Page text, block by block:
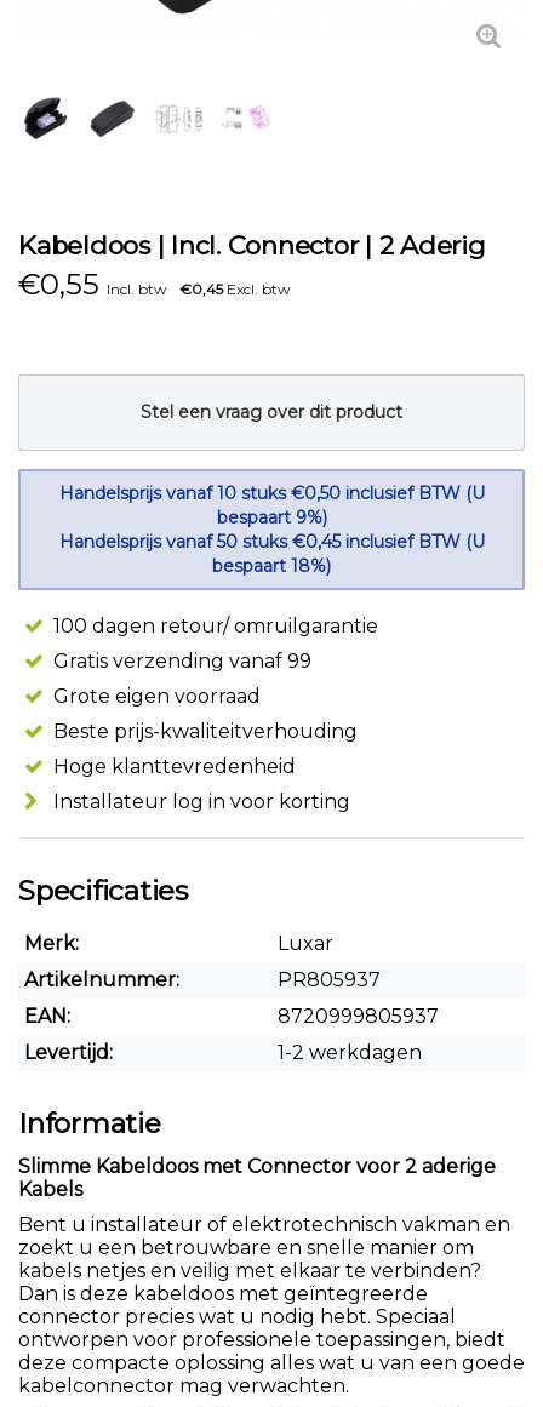
Kabeldoos | Incl. Connector | 2 Aderig
€0,55 Incl. btw €0,45Excl. btw
Stel een vraag over dit product
Handelsprijs vanaf 10 stuks €0,50 inclusief BTW (U
bespaart 9%)
Handelsprijs vanaf 50 stuks €0,45 inclusief BTW (U
bespaart 18%)
100 dagen retour/ omruilgarantie
Gratis verzending vanaf 99
Grote eigen voorraad
Beste prijs-kwaliteitverhouding
Hoge klanttevredenheid
Installateur log in voor korting
Specificaties
Merk:
Luxar
Artikelnummer:
PR805937
EAN:
8720999805937
Levertijd:
1-2 werkdagen
Informatie
Slimme Kabeldoos met Connector voor 2 aderige
Kabels
Bent u installateur of elektrotechnisch vakman en
zoekt u een betrouwbare en snelle manier om
kabels netjes en veilig met elkaar te verbinden?
Dan is deze kabeldoos met geïntegreerde
connector precies wat u nodig hebt. Speciaal
ontworpen voor professionele toepassingen, biedt
deze compacte oplossing alles wat u van een goede
kabelconnector mag verwachten.